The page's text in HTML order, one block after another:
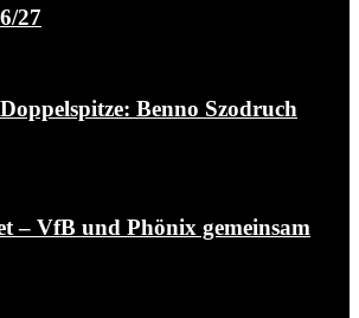
27
Benno Szodruch
– VfB und Phönix gemeinsam